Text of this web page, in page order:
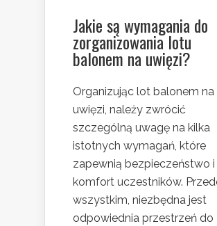
Jakie są wymagania do
zorganizowania lotu
balonem na uwięzi?
Organizując lot balonem na
uwięzi, należy zwrócić
szczególną uwagę na kilka
istotnych wymagań, które
zapewnią bezpieczeństwo i
komfort uczestników.
wszystkim, niezbędna jest
odpowiednia przestrzeń do